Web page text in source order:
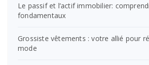
Le passif et l’actif immobilier:
fondamentaux
Grossiste vêtements : votre allié pour
mode